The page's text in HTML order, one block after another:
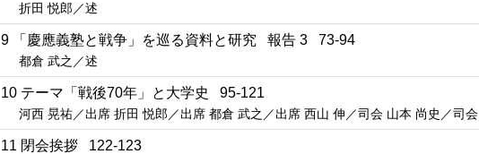
折田 悦郎／述
9 「慶應義塾と戦争」を巡る資料と研究 報告 3 73-94
都倉 武之／述
10 テーマ「戦後70年」と大学史 95-121
河西 晃祐／出席 折田 悦郎／出席 都倉 武之／出席 西山 伸／司会 山本 尚史／司会
11 閉会挨拶 122-123